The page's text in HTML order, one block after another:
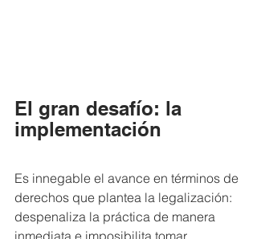
El gran desafío: la
implementación
Es innegable el avance en términos de
derechos que plantea la legalización:
despenaliza la práctica de manera
inmediata e imposibilita tomar